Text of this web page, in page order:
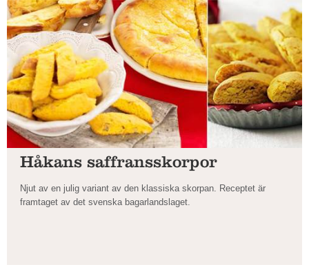
Håkans saffransskorpor
Njut av en julig variant av den klassiska skorpan. Receptet är
framtaget av det svenska bagarlandslaget.